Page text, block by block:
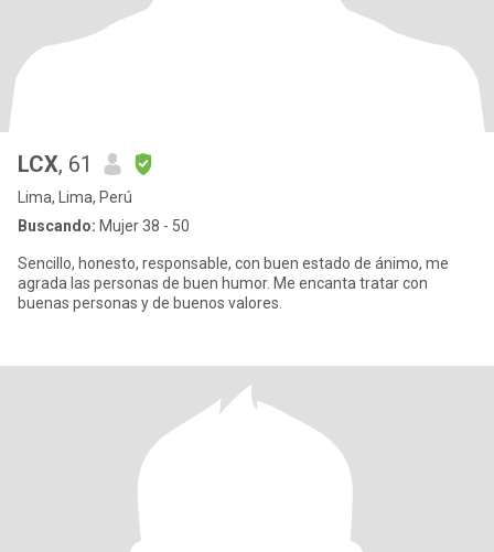
LCX, 61
Lima, Lima, Perú
Buscando: Mujer 38 - 50
Sencillo, honesto, responsable, con buen estado de ánimo, me
agrada las personas de buen humor. Me encanta tratar con
buenas personas y de buenos valores.